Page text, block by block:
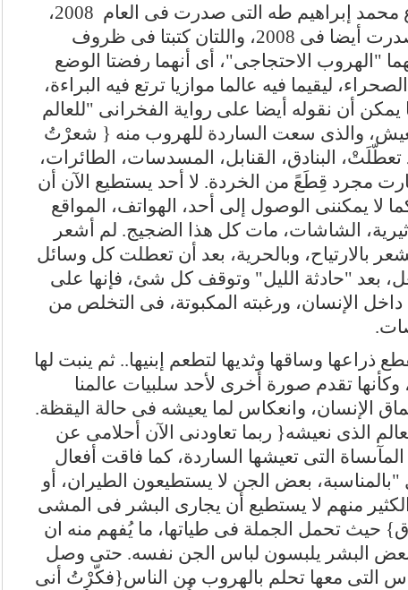
اننا نتذكر على الفور رواية "دموع الإبل" للمبدع محمد إبراهيم طه التى صدرت فى العام 2008،
ورواية "خور الجمال" لأحمد أبو خنيجر، والتى صدرت أيضا فى 2008، واللتان كتبتا فى ظروف
"الهروب الاحتجاجى"، أى أنهما رفضتا الوضع
ليقيما فيه عالما موازيا ترتع فيه البراءة،
أن نقوله أيضا على رواية الفخرانى "للعالم
والذى سعت الساردة للهروب منه { شعرْتُ
تعطّلَتْ، البنادق، القنابل، المسدسات، الطائرات،
مجرد قِطَعً من الخردة. لا أحد يستطيع الآن أن
لا يمكننى الوصول إلى أحد، الهواتف، المواقع
الشاشات، مات كل هذا الضجيج. لم أشعر
بالارتياح، وبالحرية، بعد أن تعطلت كل وسائل
بعد "حادثة الليل" وتوقف كل شئ، فإنها على
داخل الإنسان، ورغبته المكبوتة، فى التخلص من
ذراعها وساقها وثديها لتطعم إبنيها.. ثم ينبت لها
وكأنها تقدم صورة أخرى لأحد سلبيات عالمنا
الإنسان، وانعكاس لما يعيشه فى حالة اليقظة.
الذى نعيشه{ ربما تعاودنى الآن أحلامى عن
التى تعيشها الساردة، كما فاقت أفعال
بعض الجن لا يستطيعون الطيران، أو
منهم لا يستطيع أن يجارى البشر فى المشى
حيث تحمل الجملة فى طياتها، ما يُفهم منه ان
بعض البشر يلبسون لباس الجن نفسه. حتى وصل
التى معها تحلم بالهروب من الناس{فكّرْتُ أنى